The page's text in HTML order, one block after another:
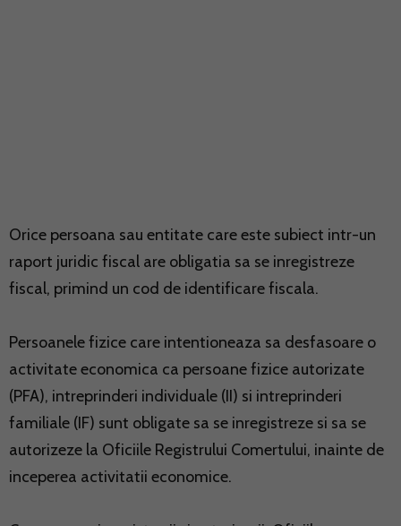
Orice persoana sau entitate care este subiect intr-un
raport juridic fiscal are obligatia sa se inregistreze
fiscal, primind un cod de identificare fiscala.
Persoanele fizice care intentioneaza sa desfasoare o
activitate economica ca persoane fizice autorizate
(PFA), intreprinderi individuale (II) si intreprinderi
familiale (IF) sunt obligate sa se inregistreze si sa se
autorizeze la Oficiile Registrului Comertului, inainte de
inceperea activitatii economice.